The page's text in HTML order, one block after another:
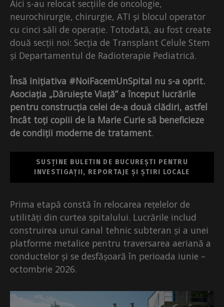
Aici s-au relocat secțiile de oncologie,
neurochirurgie, chirurgie, ATI și blocul operator
cu cinci săli de operație. Totodată, au fost create
două secții noi: Secția de Transplant Celule Stem
și Departamentul de Radioterapie Pediatrică.
Însă inițiativa #NoiFacemUnSpital nu s-a oprit.
Asociația „Dăruiește Viață” a început lucrările
pentru construcția celei de-a două clădiri, astfel
încât toți copiii de la Marie Curie să beneficieze
de condiții moderne de tratament.
SUSȚINE BULETIN DE BUCUREȘTI PENTRU
INVESTIGAȚII, REPORTAJE ȘI ȘTIRI LOCALE
Prima etapă constă în relocarea rețelelor de
utilități din curtea spitalului. Lucrările includ
construirea unui canal tehnic subteran și a unei
platforme metalice pentru traversarea aeriană a
conductelor și se desfășoară în perioada iunie –
octombrie 2026.